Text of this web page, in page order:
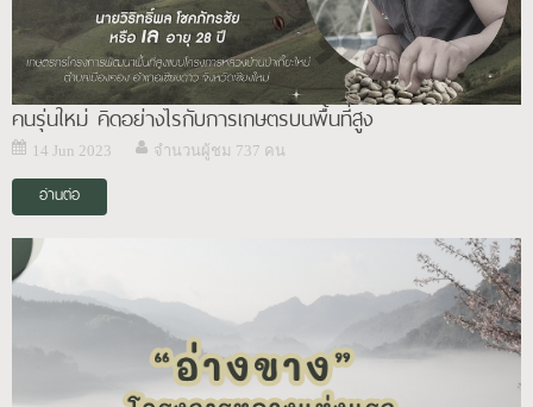
คนรุ่นใหม่ คิดอย่างไรกับการเกษตรบนพื้นที่สูง
14 Jun 2023 จำนวนผู้ชม 737 คน
อ่านต่อ